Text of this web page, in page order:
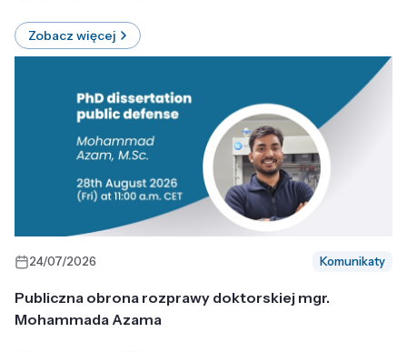
Zobacz więcej
24/07/2026 Komunikaty
Publiczna obrona rozprawy doktorskiej mgr.
Mohammada Azama